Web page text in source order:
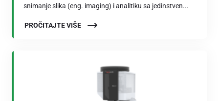
snimanje slika (eng. imaging) i analitiku sa jedinstven...
PROČITAJTE VIŠE